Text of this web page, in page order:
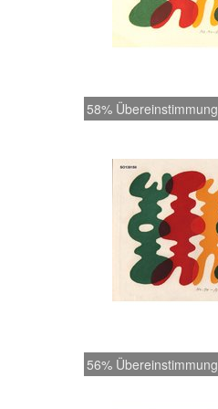
58% Übereinstimmung
56% Übereinstimmung